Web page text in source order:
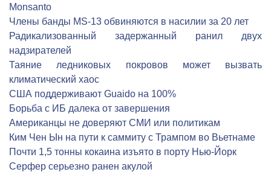
Monsanto
Члены банды MS-13 обвиняются в насилии за 20 лет
Радикализованный задержанный ранил двух
надзирателей
Таяние ледниковых покровов может вызвать
климатический хаос
США поддерживают Guaido на 100%
Борьба с ИБ далека от завершения
Американцы не доверяют СМИ или политикам
Ким Чен Ын на пути к саммиту с Трампом во Вьетнаме
Почти 1,5 тонны кокаина изъято в порту Нью-Йорк
Серфер серьезно ранен акулой